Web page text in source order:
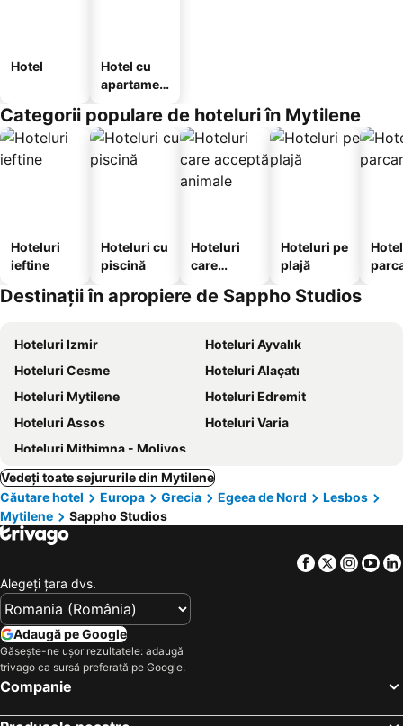
Hotel
Hotel cu
apartamen
Categorii populare de hoteluri în Mytilene
Hoteluri
ieftine
Hoteluri cu
piscină
Hoteluri
care
animale
Hoteluri pe
plajă
Destinații în apropiere de Sappho Studios
Hoteluri Izmir
Hoteluri Ayvalık
Hoteluri Cesme
Hoteluri Alaçatı
Hoteluri Mytilene
Hoteluri Edremit
Hoteluri Assos
Hoteluri Varia
Hoteluri Mithimna - Molivos
Vedeți toate sejururile din Mytilene
Căutare hotel
Europa Grecia Egeea de Nord
Lesbos
Mytilene
Sappho Studios
Facebook
Twitter
Alegeţi ţara dvs.
Adaugă pe Google
Găsește-ne ușor rezultatele: adaugă
trivago ca sursă preferată pe Google.
Companie